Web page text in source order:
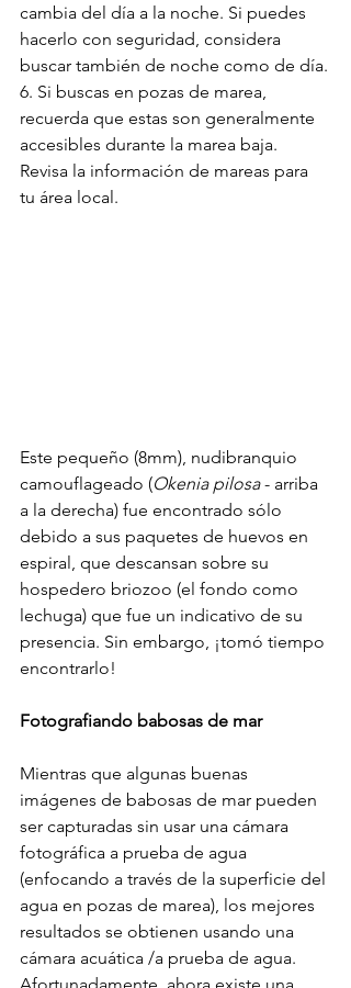
cambia del día a la noche. Si puedes
hacerlo con seguridad, considera
buscar también de noche como de día.
6. Si buscas en pozas de marea,
recuerda que estas son generalmente
accesibles durante la marea baja.
Revisa la información de mareas para
tu área local.
Este pequeño (8mm), nudibranquio
camouflageado (Okenia pilosa - arriba
a la derecha) fue encontrado sólo
debido a sus paquetes de huevos en
espiral, que descansan sobre su
hospedero briozoo (el fondo como
lechuga) que fue un indicativo de su
presencia. Sin embargo, ¡tomó tiempo
encontrarlo!
Fotografiando babosas de mar
Mientras que algunas buenas
imágenes de babosas de mar pueden
ser capturadas sin usar una cámara
fotográfica a prueba de agua
(enfocando a través de la superficie del
agua en pozas de marea), los mejores
resultados se obtienen usando una
cámara acuática /a prueba de agua.
Afortunadamente, ahora existe una